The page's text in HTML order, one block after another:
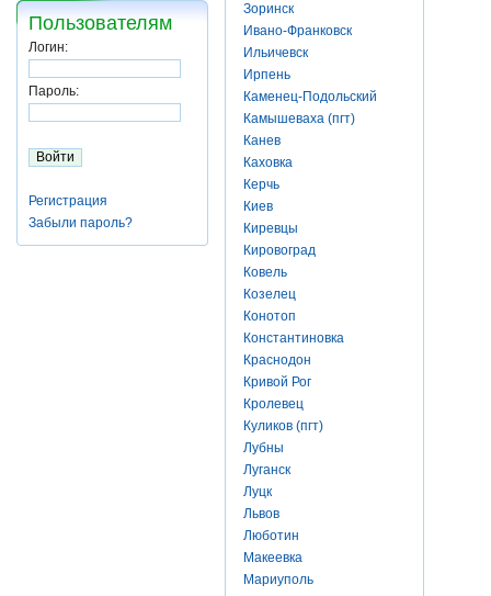
Пользователям
Логин:
Пароль:
Регистрация
Забыли пароль?
Зоринск
Ивано-Франковск
Ильичевск
Ирпень
Каменец-Подольский
Камышеваха (пгт)
Канев
Каховка
Керчь
Киев
Киревцы
Кировоград
Ковель
Козелец
Конотоп
Константиновка
Краснодон
Кривой Рог
Кролевец
Куликов (пгт)
Лубны
Луганск
Луцк
Львов
Люботин
Макеевка
Мариуполь